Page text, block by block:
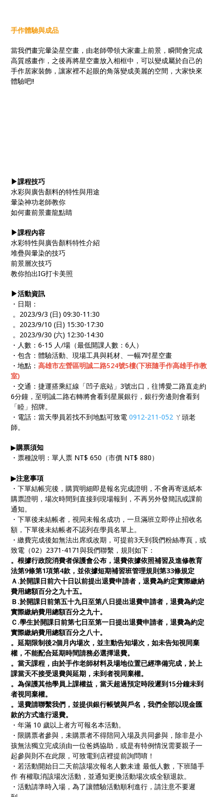
手作體驗與成品
當我們畫完暈染星空畫，由老師帶領大家畫上前景，瞬間會完成
高質感畫作，之後再將星空畫放入相框中，可以變成屬於自己的
手作居家裝飾，讓家裡不起眼的角落變成美麗的空間，大家快來
體驗吧!!
▶課程技巧
水彩與廣告顏料的特性與用途
暈染神功老師教你
如何畫前景畫龍點睛
▶課程內容
水彩特性與廣告顏料特性介紹
堆疊與暈染的技巧
前景層次技巧
教你拍出IG打卡美照
▶活動資訊
・日期：
。2023/9/3 (日) 09:30-11:30
。2023/9/10 (日) 15:30-17:30
。2023/9/30 (六) 12:30-14:30
・人數：6-15 人/場（最低開課人數：6人）
・包含：體驗活動、現場工具與耗材、一幅7吋星空畫
・地點：高雄市左營區明誠二路524號5樓(下班隨手作高雄手作教
室)
・交通：捷運搭乘紅線「凹子底站」3號出口，往博愛二路直走約
6分鐘，至明誠二路右轉將會看到星展銀行，銀行旁邊則會看到
「睦」招牌。
・電話：當天學員若找不到地點可致電0912-211-052 ㄚ頭老
師。
▶購票須知
・票種說明：單人票 NT$ 650（市價 NT$ 880）
▶注意事項
・下單結帳完後，購買明細即是報名完成證明，不會再寄送紙本
購票證明，場次時間到直接到現場報到，不再另外發簡訊或課前
通知。
・下單後未結帳者，視同未報名成功，一旦滿班立即停止招收名
額，下單後未結帳者不認列在學員名單上。
・繳費完成後如無法出席或改期，可提前3天到我們粉絲專頁，或
致電（02）2371-4171與我們聯繫，規則如下：
。根據行政院消費者保護會公布，退費依據依照補習及進修教育
法第9條第1項第4款，並依據短期補習班管理規則第33條規定
Ａ.於開課日前六十日以前提出退費申請者，退費為約定實際繳納
費用總額百分之九十五。
Ｂ.於開課日前第五十九日至第八日提出退費申請者，退費為約定
實際繳納費用總額百分之九十。
Ｃ.學生於開課日前第七日至第一日提出退費申請者，退費為約定
實際繳納費用總額百分之八十。
。延期限制後2個月內場次，並主動告知場次，如未告知視同棄
權，不能配合延期時間請務必選擇退費。
。當天課程，由於手作老師材料及場地位置已經準備完成，於上
課當天不接受退費與延期，未到者視同棄權。
。為保護其他學員上課權益，當天超過預定時段遲到15分鐘未到
者視同棄權。
。退費請聯繫我們，並提供銀行帳號與戶名，我們全部以現金匯
款的方式進行退費。
・年滿 10 歲以上者方可報名本活動。
・限購票者參與，未購票者不得陪同入場及共同參與，除非是小
孩無法獨立完成須由一位爸媽協助，或是有特例情況需要親子一
起參與則不在此限，可致電到店裡提前詢問唷！
・若活動開始日二天前該場次報名人數未達 最低人數，下班隨手
作 有權取消該場次活動，並通知更換活動場次或全額退款。
・活動請準時入場，為了讓體驗活動順利進行，請注意不要遲